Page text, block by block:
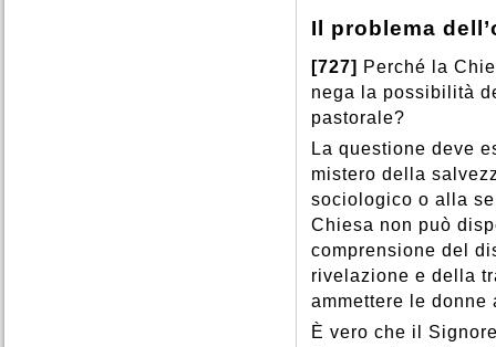
Il problema
[727] Perché la
nega la possibilità
pastorale?
La questione deve
mistero della
sociologico o alla
Chiesa non può
comprensione del
rivelazione e della
ammettere le donne
È vero che il